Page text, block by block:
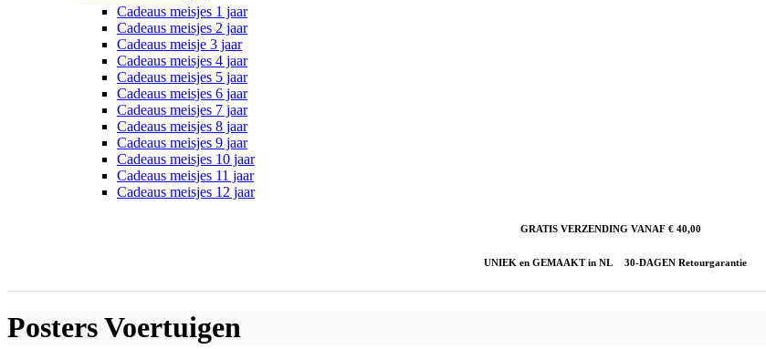
Cadeaus meisjes 1 jaar
Cadeaus meisjes 2 jaar
Cadeaus meisje 3 jaar
Cadeaus meisjes 4 jaar
Cadeaus meisjes 5 jaar
Cadeaus meisjes 6 jaar
Cadeaus meisjes 7 jaar
Cadeaus meisjes 8 jaar
Cadeaus meisjes 9 jaar
Cadeaus meisjes 10 jaar
Cadeaus meisjes 11 jaar
Cadeaus meisjes 12 jaar
GRATIS VERZENDING VANAF € 40,00
UNIEK en GEMAAKT in NL 30-DAGEN Retourgarantie
Posters Voertuigen